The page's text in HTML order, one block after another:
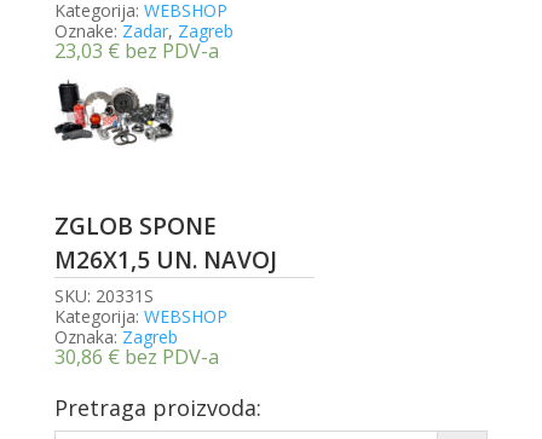
Kategorija: WEBSHOP
Oznake: Zadar, Zagreb
23,03 € bez PDV-a
ZGLOB SPONE
M26X1,5 UN. NAVOJ
SKU: 20331S
Kategorija: WEBSHOP
Oznaka: Zagreb
30,86 € bez PDV-a
Pretraga proizvoda: